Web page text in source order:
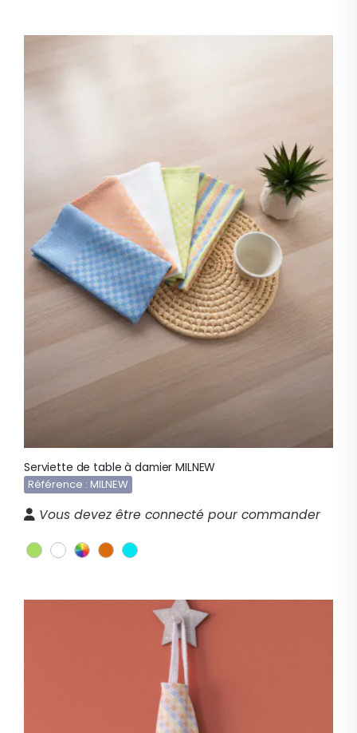
Serviette de table à damier MILNEW
Référence : MILNEW
Vous devez être connecté pour commander